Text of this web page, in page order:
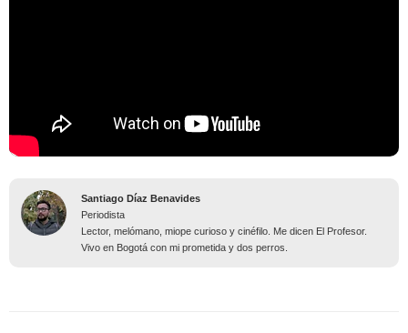
Santiago Díaz Benavides
Periodista
Lector, melómano, miope curioso y cinéfilo. Me dicen El Profesor.
Vivo en Bogotá con mi prometida y dos perros.